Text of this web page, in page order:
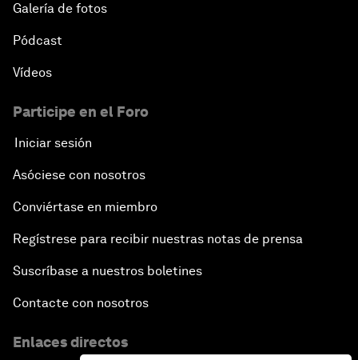
Galería de fotos
Pódcast
Vídeos
Participe en el Foro
Iniciar sesión
Asóciese con nosotros
Conviértase en miembro
Regístrese para recibir nuestras notas de prensa
Suscríbase a nuestros boletines
Contacte con nosotros
Enlaces directos